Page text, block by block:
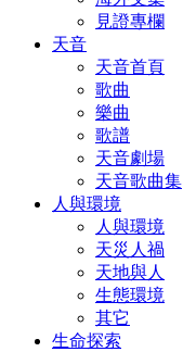
見證專欄
天音
天音首頁
歌曲
樂曲
歌譜
天音劇場
天音歌曲集
人與環境
人與環境
天災人禍
天地與人
生態環境
其它
生命探索